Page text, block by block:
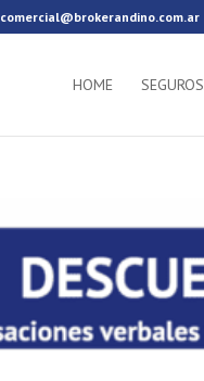
comercial@brokerandino.com.ar
HOME SEGUROS